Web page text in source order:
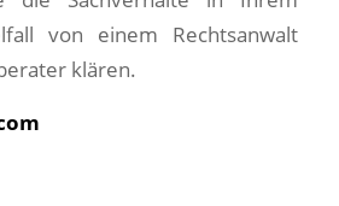
von einem Rechtsanwalt
klären.